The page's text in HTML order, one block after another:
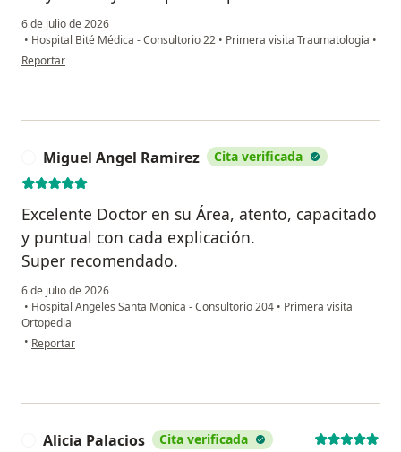
6 de julio de 2026
• Hospital Bité Médica - Consultorio 22 • Primera visita Traumatología •
en opinión del usuario Job R
Reportar
Miguel Angel Ramirez Cita verificada
Excelente Doctor en su Área, atento, capacitado
y puntual con cada explicación.
Super recomendado.
6 de julio de 2026
• Hospital Angeles Santa Monica - Consultorio 204 • Primera visita
Ortopedia
• en opinión del usuario Miguel Angel Ramirez
Reportar
Alicia Palacios Cita verificada